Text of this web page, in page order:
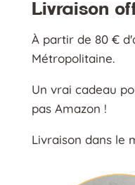
Livraison
À partir de 80 €
Métropolitaine.
Un vrai cadeau
pas Amazon !
Livraison dans le